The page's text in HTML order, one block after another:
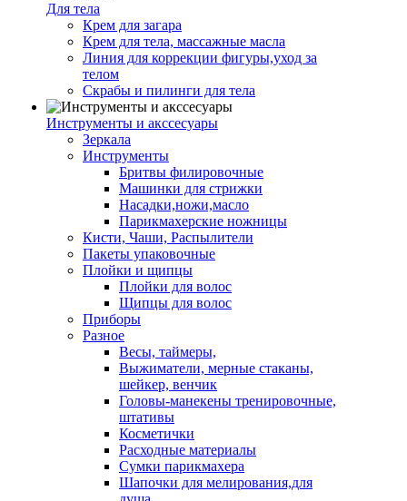
Для тела
Крем для загара
Крем для тела, массажные масла
Линия для коррекции фигуры,уход за
телом
Скрабы и пилинги для тела
Инструменты и акссесуары
Зеркала
Инструменты
Бритвы филировочные
Машинки для стрижки
Насадки,ножи,масло
Парикмахерские ножницы
Кисти, Чаши, Распылители
Пакеты упаковочные
Плойки и щипцы
Плойки для волос
Щипцы для волос
Приборы
Разное
Весы, таймеры,
Выжиматели, мерные стаканы,
шейкер, венчик
Головы-манекены тренировочные,
штативы
Косметички
Расходные материалы
Сумки парикмахера
Шапочки для мелирования,для